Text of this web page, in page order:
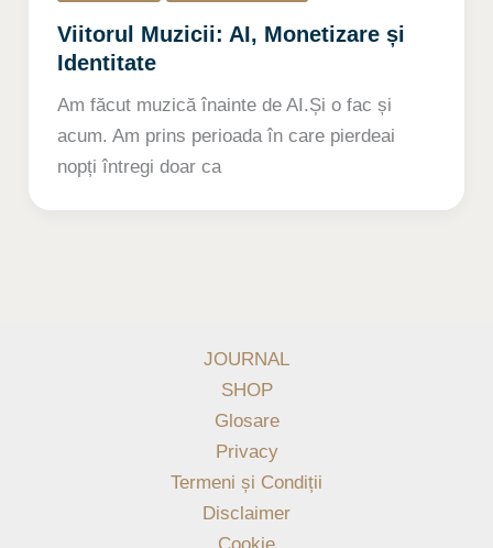
Viitorul Muzicii: AI, Monetizare și
Identitate
Am făcut muzică înainte de AI.Și o fac și
acum. Am prins perioada în care pierdeai
nopți întregi doar ca
JOURNAL
SHOP
Glosare
Privacy
Termeni și Condiții
Disclaimer